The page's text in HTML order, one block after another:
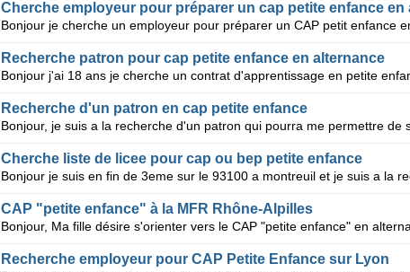
Recherche patron pour cap petite enfance en alternance
Recherche d'un patron en cap petite enfance
Cherche liste de licee pour cap ou bep petite enfance
CAP "petite enfance" à la MFR Rhône-Alpilles
Recherche employeur pour CAP Petite Enfance sur Lyon